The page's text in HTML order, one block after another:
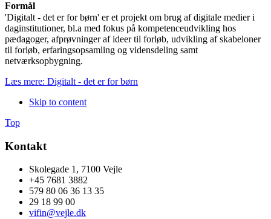
Formål
'Digitalt - det er for børn' er et projekt om brug af digitale medier i
daginstitutioner, bl.a med fokus på kompetenceudvikling hos
pædagoger, afprøvninger af ideer til forløb, udvikling af skabeloner
til forløb, erfaringsopsamling og vidensdeling samt
netværksopbygning.
Læs mere: Digitalt - det er for børn
Skip to content
Top
Kontakt
Skolegade 1, 7100 Vejle
+45 7681 3882
579 80 06 36 13 35
29 18 99 00
vifin@vejle.dk